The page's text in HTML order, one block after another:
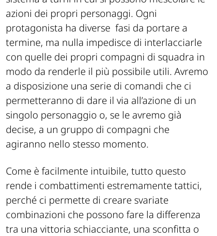
azioni dei propri personaggi. Ogni
protagonista ha diverse fasi da portare a
termine, ma nulla impedisce di interlacciarle
con quelle dei propri compagni di squadra in
modo da renderle il più possibile utili. Avremo
a disposizione una serie di comandi che ci
permetteranno di dare il via all’azione di un
singolo personaggio o, se le avremo già
decise, a un gruppo di compagni che
agiranno nello stesso momento.
Come è facilmente intuibile, tutto questo
rende i combattimenti estremamente tattici,
perché ci permette di creare svariate
combinazioni che possono fare la differenza
tra una vittoria schiacciante, una sconfitta o